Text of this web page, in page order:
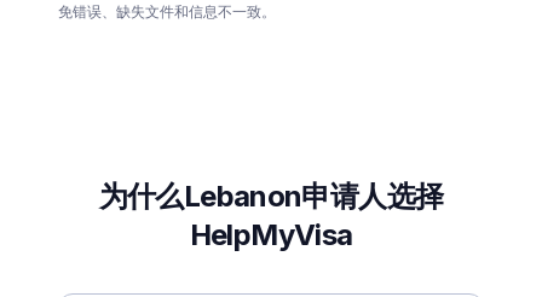
免错误、缺失文件和信息不一致。
为什么Lebanon申请人选择
HelpMyVisa